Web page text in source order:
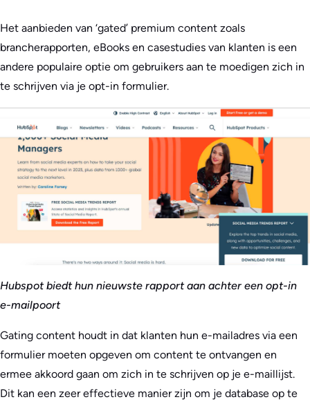
Het aanbieden van ‘gated’ premium content zoals
brancherapporten, eBooks en casestudies van klanten is een
andere populaire optie om gebruikers aan te moedigen zich in
te schrijven via je opt-in formulier.
Hubspot biedt hun nieuwste rapport aan achter een opt-in
e-mailpoort
Gating content houdt in dat klanten hun e-mailadres via een
formulier moeten opgeven om content te ontvangen en
ermee akkoord gaan om zich in te schrijven op je e-maillijst.
Dit kan een zeer effectieve manier zijn om je database op te